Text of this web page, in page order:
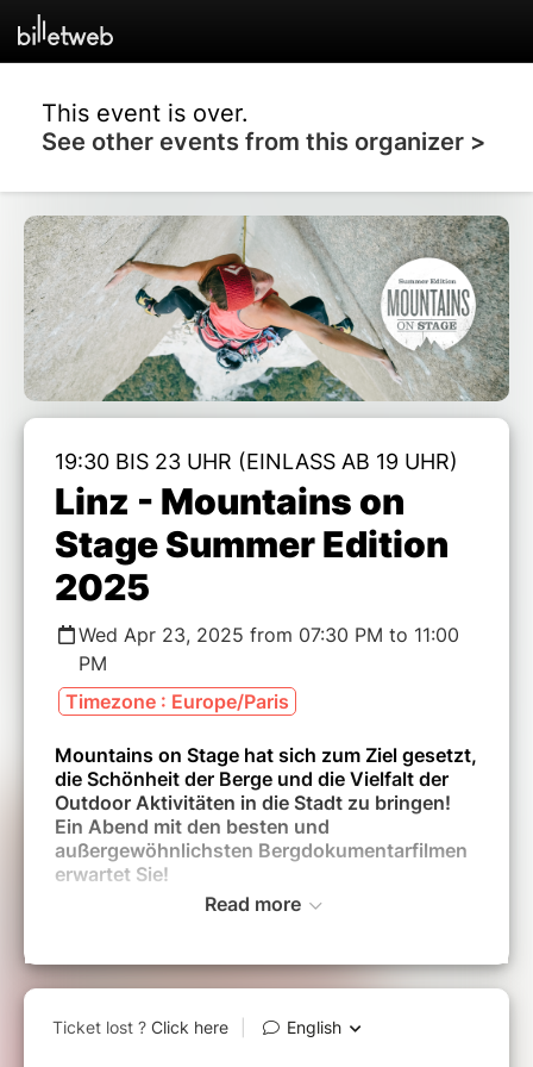
This event is over.
See other events from this organizer >
19:30 BIS 23 UHR (EINLASS AB 19 UHR)
Linz - Mountains on
Stage Summer Edition
2025
Wed Apr 23, 2025 from 07:30 PM to 11:00
PM
Timezone : Europe/Paris
Mountains on Stage hat sich zum Ziel gesetzt,
die Schönheit der Berge und die Vielfalt der
Outdoor Aktivitäten in die Stadt zu bringen!
Ein Abend mit den besten und
außergewöhnlichsten Bergdokumentarfilmen
erwartet Sie!
Alle Filme werden in Originalversion mit
deutschen Untertiteln gezeigt.
Read more